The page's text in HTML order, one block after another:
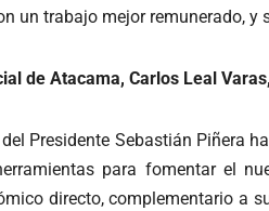
un trabajo mejor remunerado,
de Atacama, Carlos Leal
Presidente Sebastián Piñera
para fomentar el
directo, complementario a